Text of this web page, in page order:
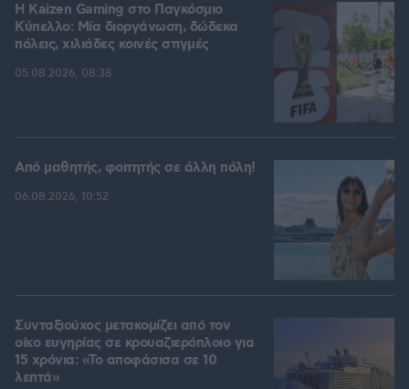
H Kaizen Gaming στο Παγκόσμιο
Kύπελλο: Μία διοργάνωση, δώδεκα
πόλεις, χιλιάδες κοινές στιγμές
05.08.2026, 08:38
Από μαθητής, φοιτητής σε άλλη πόλη!
06.08.2026, 10:52
Συνταξιούχος μετακομίζει από τον
οίκο ευγηρίας σε κρουαζιερόπλοιο για
15 χρόνια: «Το αποφάσισα σε 10
λεπτά»